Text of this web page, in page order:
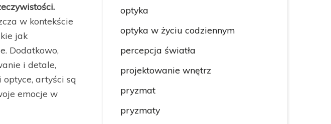
w kontekście
jak
Dodatkowo,
i detale,
artyści są
emocje w
optyka
optyka w życiu codziennym
percepcja światła
projektowanie wnętrz
pryzmat
pryzmaty